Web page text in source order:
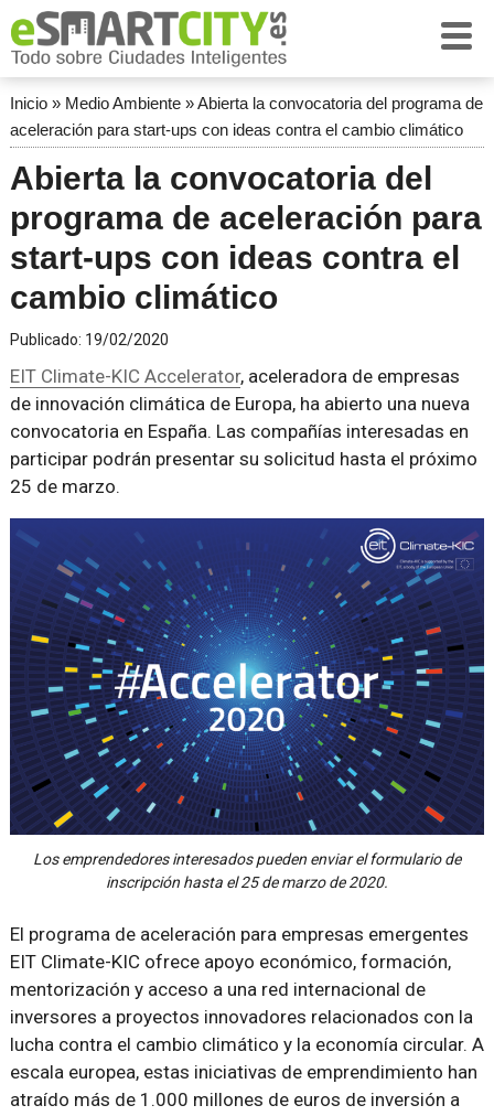
Inicio» Medio Ambiente»Abierta la convocatoria del programa de
aceleración para start-ups con ideas contra el cambio climático
Abierta la convocatoria del
programa de aceleración para
start-ups con ideas contra el
cambio climático
Publicado: 19/02/2020
EIT Climate-KIC Accelerator, aceleradora de empresas
de innovación climática de Europa, ha abierto una nueva
convocatoria en España. Las compañías interesadas en
participar podrán presentar su solicitud hasta el próximo
25 de marzo.
Los emprendedores interesados pueden enviar el formulario de
inscripción hasta el 25 de marzo de 2020.
El programa de aceleración para empresas emergentes
EIT Climate-KIC ofrece apoyo económico, formación,
mentorización y acceso a una red internacional de
inversores a proyectos innovadores relacionados con la
lucha contra el cambio climático y la economía circular. A
escala europea, estas iniciativas de emprendimiento han
atraído más de 1.000 millones de euros de inversión a